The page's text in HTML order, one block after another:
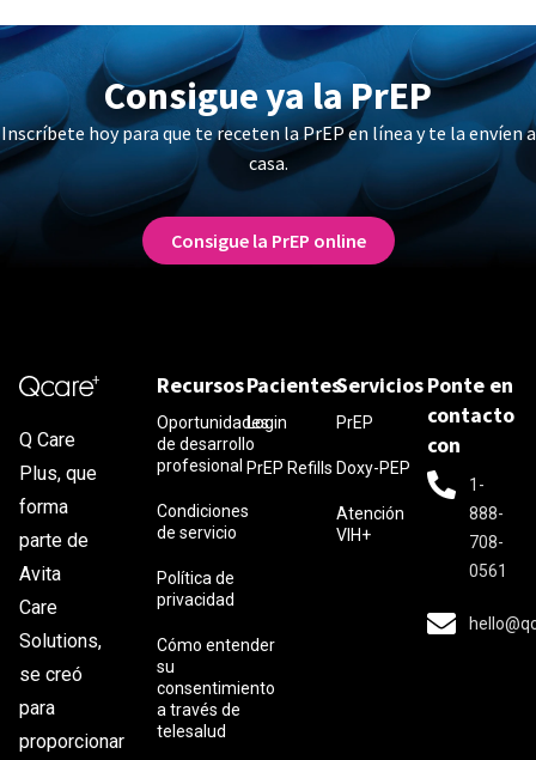
Consigue ya la PrEP
Inscríbete hoy para que te receten la PrEP en línea y te la envíen a
casa.
Consigue la PrEP online
Q Care
Plus, que
forma
parte de
Avita
Care
Solutions,
se creó
para
proporcionar
Recursos
Oportunidades
de desarrollo
profesional
Condiciones
de servicio
Política de
privacidad
Cómo entender
su
consentimiento
a través de
telesalud
Pacientes
Login
PrEP Refills
Servicios
PrEP
Doxy-PEP
Atención
VIH+
Ponte en
contacto
con
1-
888-
708-
0561